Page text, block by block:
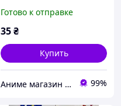
Готово к отправке
35₴
Купить
Аниме магазин Yorokobi 99%